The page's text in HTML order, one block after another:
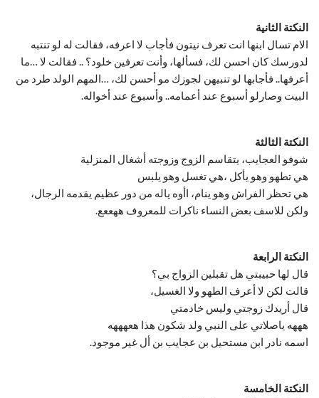
النكتة الثانية
الام تسال ابنها انت تعرف نيتون فأجاب لا اعرفه، فقالت له لو تنتبه
لدورسك كان احسن لك، فسألها، وأنت تعرفين خلود؟ .. فقالت لا …ما
أعرفها.. فأجابها لو تنبيهن لجوزك مو أحسن لك، …المهم الولد طرد من
البيت وصارلو أسبوع عند أعمامه.. وأسبوع عند أخواله.
النكتة الثالثة
شوفو العجايب، يتقاسم الزوج وزوجته أشغال المنزلية
هي تطهو وهو يأكل ،هي تغسل وهو يلبس
هي تحظر الفراش وهو ينام، اأوه ياله من دور عظيم يقدمه الرجال،
ولكن للاسف بعض النساء ناكرات للمعروف ههععع.
النكتة الرابعة
قال لها حبيبتي هل تقبلين الزواج بي؟
قالت لكن لا أعرف الطهو ولا الغسيل،
قال أريدك زوجتي وليس خادمتي
هههه ياصلاتي على النبي ولد شكون هذا هعهههه
اسمه نادر ابن مستحيل بن عجايب بن أل غير موجود.
النكتة الخامسة